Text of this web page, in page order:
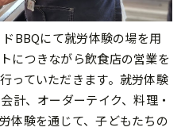
BBQにて就労体験の場を用
につきながら飲食店の営業を
っていただきます。就労体験
計、オーダーテイク、料理・
体験を通じて、子どもたちの